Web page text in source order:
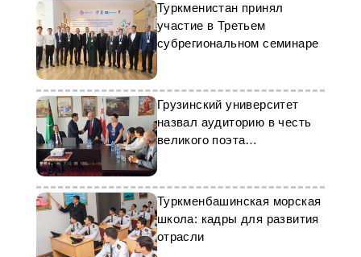
Туркменистан принял
участие в Третьем
субрегиональном семинаре
Грузинский университет
назвал аудиторию в честь
великого поэта
Туркменистана
Туркменбашинская морская
школа: кадры для развития
отрасли